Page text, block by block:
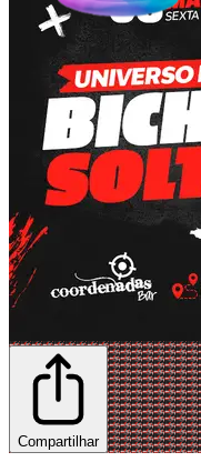
Compartilhar